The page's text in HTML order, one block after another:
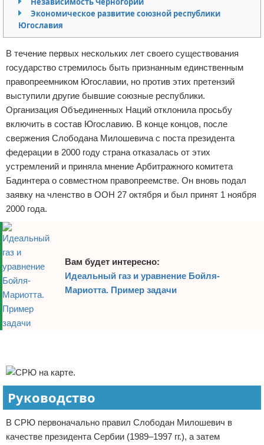
Отказ от ответственности
Экономическое развитие союзной республики
Югославия
В течение первых нескольких лет своего существования
государство стремилось быть признанным единственным
правопреемником Югославии, но против этих претензий
выступили другие бывшие союзные республики.
Организация Объединенных Наций отклонила просьбу
включить в состав Югославию. В конце концов, после
свержения Слободана Милошевича с поста президента
федерации в 2000 году страна отказалась от этих
устремлений и приняла мнение Арбитражного комитета
Бадинтера о совместном правопреемстве. Он вновь подал
заявку на членство в ООН 27 октября и был принят 1 ноября
2000 года.
Вам будет интересно:
Идеальный газ и уравнение Бойля-
Мариотта. Пример задачи
Руководство
В СРЮ первоначально правил Слободан Милошевич в
качестве президента Сербии (1989–1997 гг.), а затем